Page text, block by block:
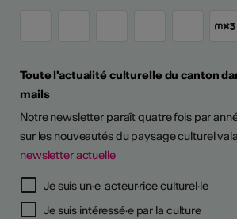
Toute l'actualité culturelle du canton
mails
Notre newsletter paraît quatre fois par
sur les nouveautés du paysage culturel
newsletter actuelle
Je suis un·e acteur·rice culturel·le
Je suis intéressé·e par la culture